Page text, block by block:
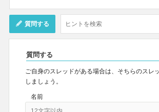
質問する
質問する
ご自身のスレッドがある場合は、そちらのスレ
しましょう。
名前